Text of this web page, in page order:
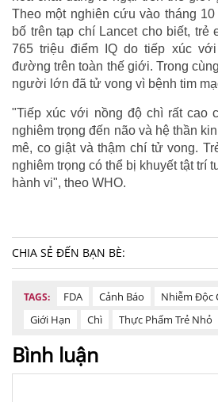
Theo một nghiên cứu vào tháng
bố trên tạp chí Lancet cho biết, trẻ
765 triệu điểm IQ do tiếp xúc
đường trên toàn thế giới. Trong
người lớn đã tử vong vì bệnh tim
"Tiếp xúc với nồng độ chì rất cao
nghiêm trọng đến não và hệ thần
mê, co giật và thậm chí tử vong.
nghiêm trọng có thể bị khuyết tật trí
hành vi", theo WHO.
CHIA SẺ ĐẾN BẠN BÈ:
TAGS: FDA Cảnh Báo Nhiễm Độc
Giới Hạn
Chì Thực Phẩm Trẻ Nhỏ
Bình luận